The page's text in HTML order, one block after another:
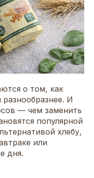
о том, как
И
— чем заменить
популярной
хлебу,
или
дня.